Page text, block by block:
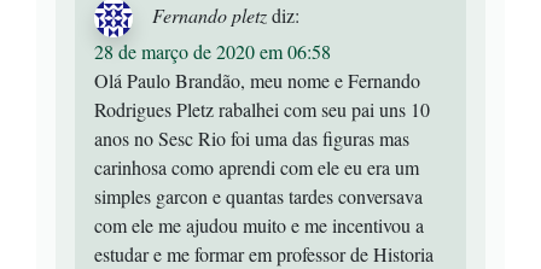
Fernando pletzdiz:
28 de março de 2020 em 06:58
Olá Paulo Brandão, meu nome e Fernando
Rodrigues Pletz rabalhei com seu pai uns 10
anos no Sesc Rio foi uma das figuras mas
carinhosa como aprendi com ele eu era um
simples garcon e quantas tardes conversava
com ele me ajudou muito e me incentivou a
estudar e me formar em professor de Historia